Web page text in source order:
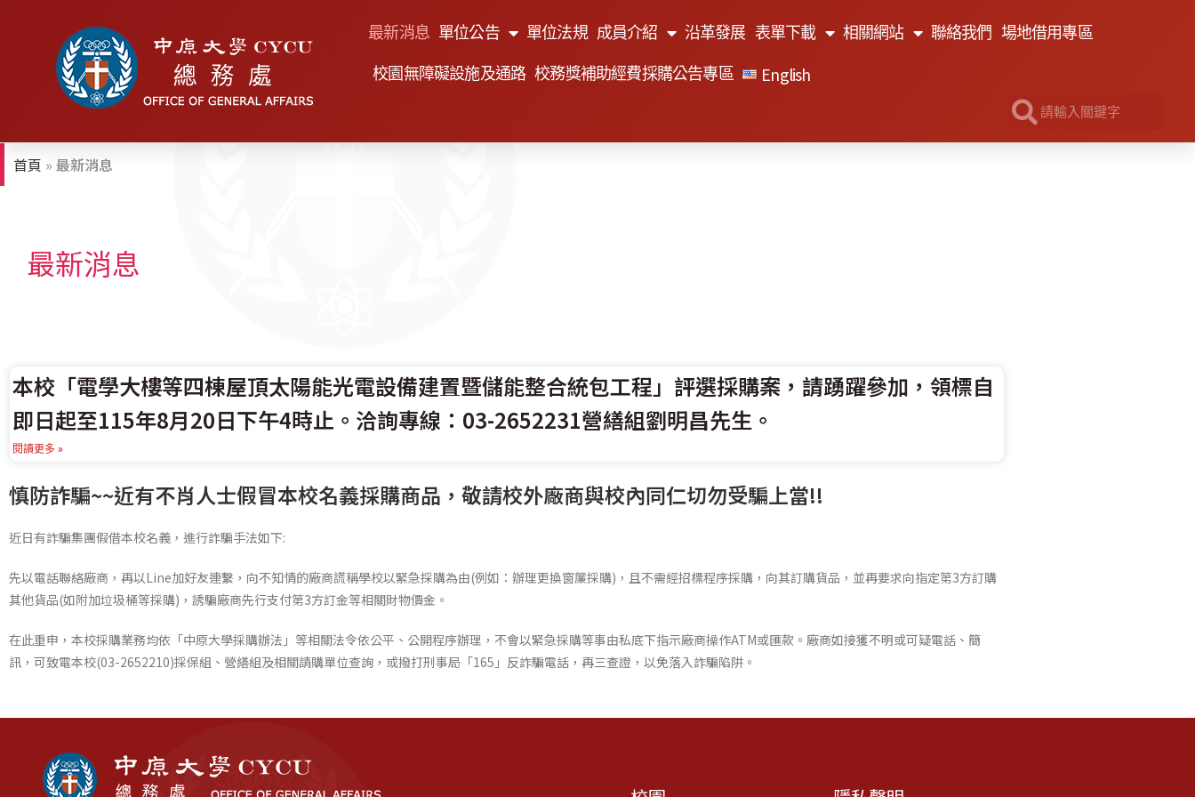
最新消息 單位公告 單位法規 成員介紹 沿革發展 表單下載 相關網站 聯絡我們 場地借用專區
校園無障礙設施及通路 校務獎補助經費採購公告專區 English
首頁 » 最新消息
最新消息
本校「電學大樓等四棟屋頂太陽能光電設備建置暨儲能整合統包工程」評選採購案，請踴躍參加，領標自
即日起至115年8月20日下午4時止。洽詢專線：03-2652231營繕組劉明昌先生。
閱讀更多 »
慎防詐騙~~近有不肖人士假冒本校名義採購商品，敬請校外廠商與校內同仁切勿受騙上當!!
近日有詐騙集團假借本校名義，進行詐騙手法如下:
先以電話聯絡廠商，再以Line加好友連繫，向不知情的廠商謊稱學校以緊急採購為由(例如：辦理更換窗簾採購)，且不需經招標程序採購，向其訂購貨品，並再要求向指定第3方訂購
其他貨品(如附加垃圾桶等採購)，誘騙廠商先行支付第3方訂金等相關財物價金。
在此重申，本校採購業務均依「中原大學採購辦法」等相關法令依公平、公開程序辦理，不會以緊急採購等事由私底下指示廠商操作ATM或匯款。廠商如接獲不明或可疑電話、簡
訊，可致電本校(03-2652210)採保組、營繕組及相關請購單位查詢，或撥打刑事局「165」反詐騙電話，再三查證，以免落入詐騙陷阱。